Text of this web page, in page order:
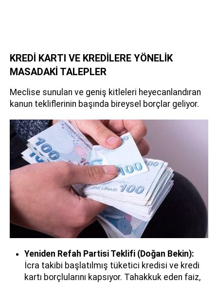
KREDİ KARTI VE KREDİLERE YÖNELİK
MASADAKİ TALEPLER
Meclise sunulan ve geniş kitleleri heyecanlandıran
kanun tekliflerinin başında bireysel borçlar geliyor.
Yeniden Refah Partisi Teklifi (Doğan Bekin):
İcra takibi başlatılmış tüketici kredisi ve kredi
kartı borçlularını kapsıyor. Tahakkuk eden faiz,